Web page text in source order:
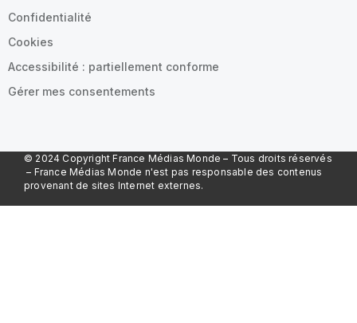
Confidentialité
Cookies
Accessibilité : partiellement conforme
Gérer mes consentements
© 2024 Copyright France Médias Monde – Tous droits réservés
– France Médias Monde n'est pas responsable des contenus
provenant de sites Internet externes.